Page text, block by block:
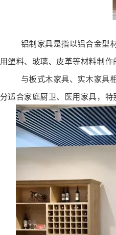
铝制家具是指以铝合金型
用塑料、玻璃、皮革等材料制作
与板式木家具、实木家具
分适合家庭厨卫、医用家具，